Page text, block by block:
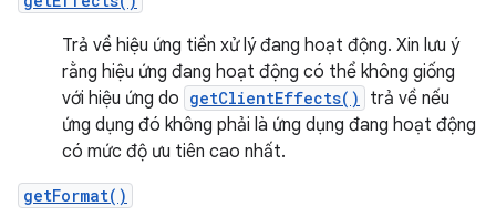
Trả về hiệu ứng tiền xử lý đang hoạt động. Xin lưu ý
rằng hiệu ứng đang hoạt động có thể không giống
với hiệu ứng do getClientEffects()
trả về nếu
ứng dụng đó không phải là ứng dụng đang hoạt động
có mức độ ưu tiên cao nhất.
getFormat()